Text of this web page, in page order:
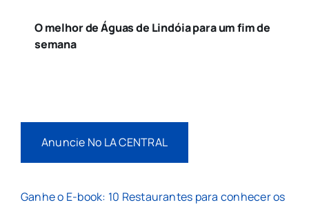
O melhor de Águas de Lindóia para um fim de
semana
Anuncie No LA CENTRAL
Ganhe o E-book: 10 Restaurantes para conhecer os